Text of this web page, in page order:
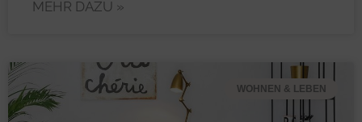
MEHR DAZU »
WOHNEN & LEBEN